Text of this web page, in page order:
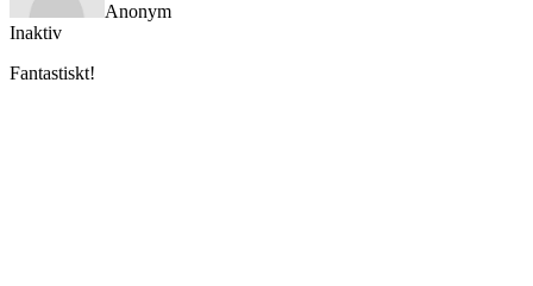
Anonym
Inaktiv
Fantastiskt!